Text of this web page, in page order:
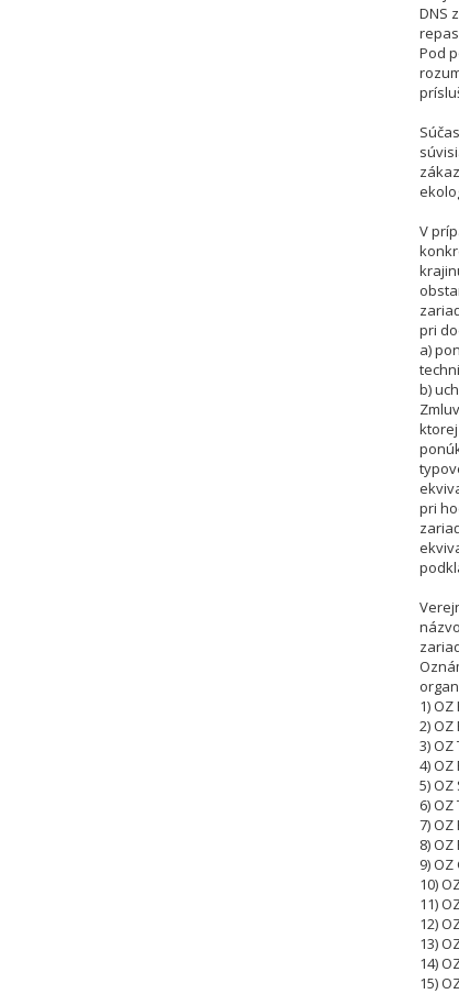
DNS
Pod
V
pri
a)
b)
pri
1)
2)
3) OZ
4) OZ
5)
6)
7)
8)
9)
10)
11)
12)
13)
14)
15)